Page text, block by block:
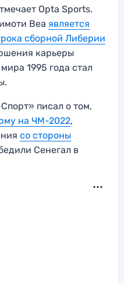
Opta Sports.
Веа является
сборной Либерии
карьеры
1995 года стал
писал о том,
на ЧМ-2022,
со стороны
Сенегал в